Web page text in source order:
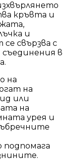
кръвта и
и
свързва с
в
на
на
или
на
урея и
подпомага